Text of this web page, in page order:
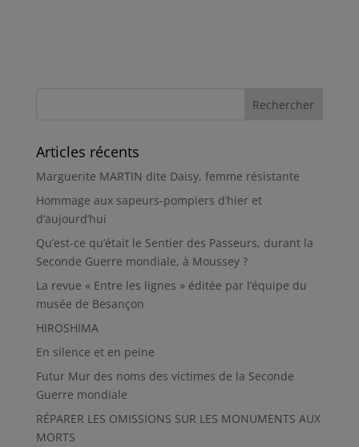
Articles récents
Marguerite MARTIN dite Daisy, femme résistante
Hommage aux sapeurs-pompiers d’hier et
d’aujourd’hui
Qu’est-ce qu’était le Sentier des Passeurs, durant la
Seconde Guerre mondiale, à Moussey ?
La revue « Entre les lignes » éditée par l’équipe du
musée de Besançon
HIROSHIMA
En silence et en peine
Futur Mur des noms des victimes de la Seconde
Guerre mondiale
RÉPARER LES OMISSIONS SUR LES MONUMENTS AUX
MORTS